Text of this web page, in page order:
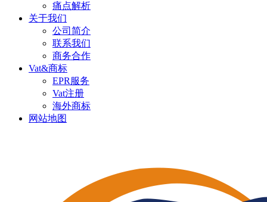
痛点解析
关于我们
公司简介
联系我们
商务合作
Vat&商标
EPR服务
Vat注册
海外商标
网站地图